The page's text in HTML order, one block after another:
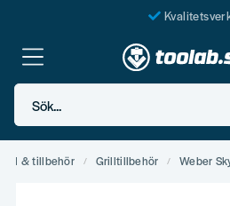
Fraktfritt över
En järnhandel
Sök...
& tillbehör Grilltillbehör Weber